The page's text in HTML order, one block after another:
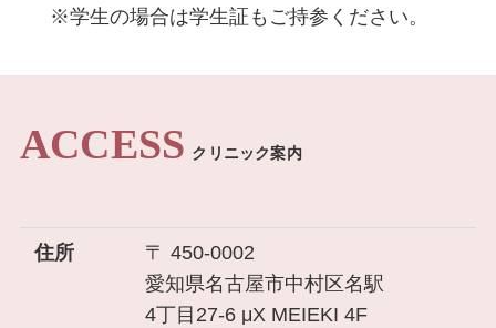
※学生の場合は学生証もご持参ください。
ACCESS クリニック案内
住所
〒 450-0002
愛知県名古屋市中村区名駅
4丁目27-6 μX MEIEKI 4F